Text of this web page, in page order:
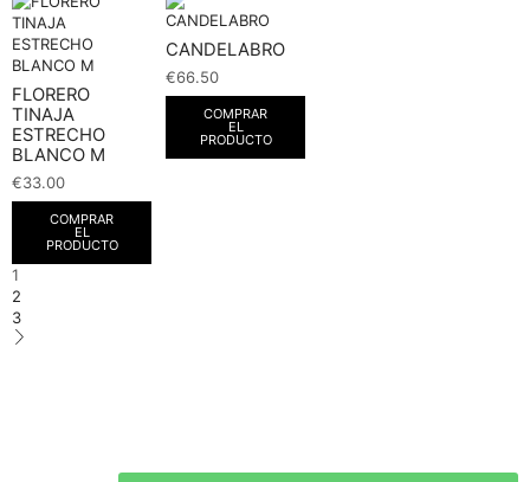
FLORERO
TINAJA
ESTRECHO
BLANCO M
€33.00
COMPRAR
EL
PRODUCTO
CANDELABRO
€66.50
COMPRAR
EL
PRODUCTO
1
2
3